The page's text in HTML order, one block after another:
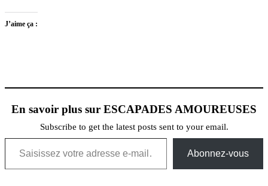
J’aime ça :
En savoir plus sur ESCAPADES AMOUREUSES
Subscribe to get the latest posts sent to your email.
Saisissez votre adresse e-mail…
Abonnez-vous